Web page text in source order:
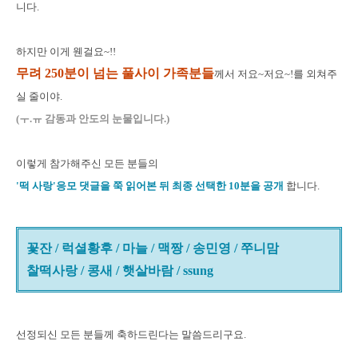
니다.
하지만 이게 웬걸요~!!
무려 250분이 넘는 풀사이 가족분들께서 저요~저요~!를 외쳐주
실 줄이야.
(ㅜ.ㅠ 감동과 안도의 눈물입니다.)
이렇게 참가해주신 모든 분들의
'떡 사랑'응모 댓글을 쭉 읽어본 뒤 최종 선택한 10분을 공개 합니다.
꽃잔 / 럭셜황후 / 마늘 / 맥짱 / 송민영 / 쭈니맘
찰떡사랑 / 콩새 / 햇살바람 / ssung
선정되신 모든 분들께 축하드린다는 말씀드리구요.